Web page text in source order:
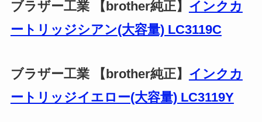
ブラザー工業 【brother純正】 インクカ
ートリッジシアン(大容量) LC3119C
ブラザー工業 【brother純正】 インクカ
ートリッジイエロー(大容量) LC3119Y